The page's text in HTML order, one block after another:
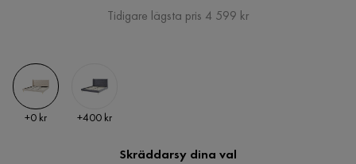
Pris
Tidigare lägsta pris 4 599 kr
Pris
+0 kr Pris
+400 kr
Skräddarsy dina val